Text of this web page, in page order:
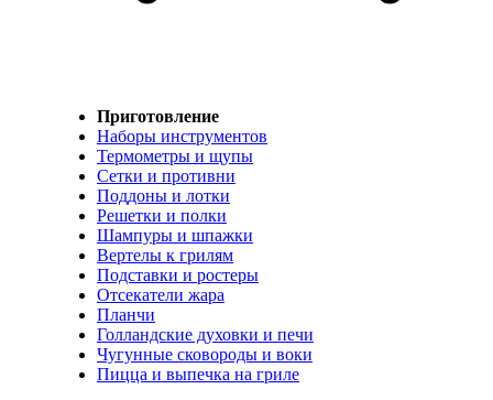
Приготовление
Наборы инструментов
Термометры и щупы
Сетки и противни
Поддоны и лотки
Решетки и полки
Шампуры и шпажки
Вертелы к грилям
Подставки и ростеры
Отсекатели жара
Планчи
Голландские духовки и печи
Чугунные сковороды и воки
Пицца и выпечка на гриле